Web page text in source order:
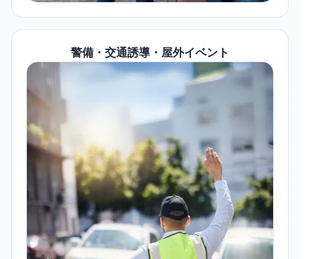
警備・交通誘導・屋外イベント